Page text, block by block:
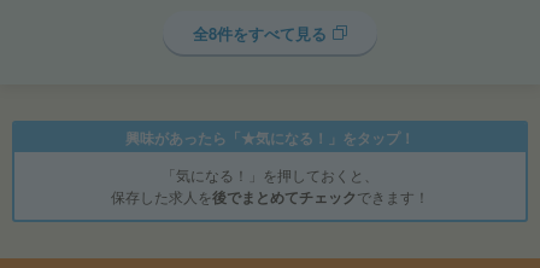
全8件をすべて見る
興味があったら「★気になる！」をタップ！
「気になる！」を押しておくと、
保存した求人を後でまとめてチェックできます！